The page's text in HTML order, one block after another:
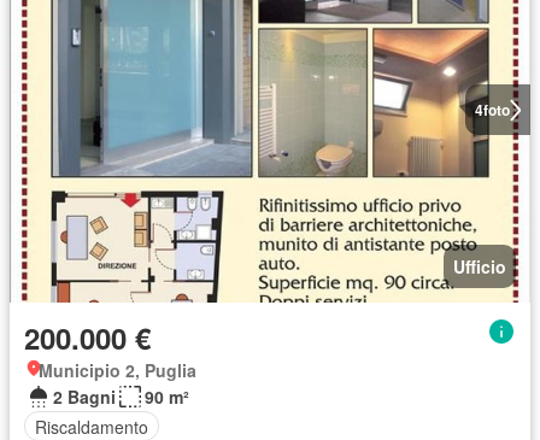
4foto
Ufficio
200.000 €
Municipio 2, Puglia
2 Bagni
90 m²
Riscaldamento